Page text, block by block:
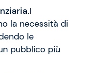
I
la necessità di
le
pubblico più